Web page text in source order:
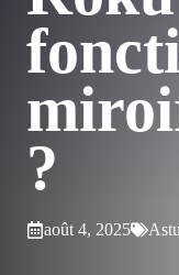
?
août 4, 2025